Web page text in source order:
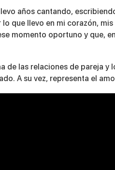
años cantando,
que llevo en mi corazón,
momento oportuno y que,
de las relaciones de pareja y
A su vez, representa el